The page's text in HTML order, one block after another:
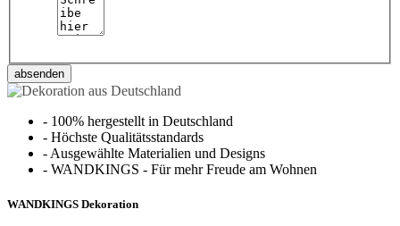
absenden
- 100% hergestellt in Deutschland
- Höchste Qualitätsstandards
- Ausgewählte Materialien und Designs
- WANDKINGS - Für mehr Freude am Wohnen
WANDKINGS Dekoration